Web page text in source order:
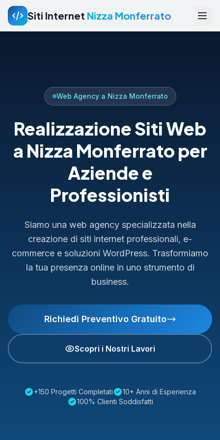
Siti Internet Nizza Monferrato
Web Agency a Nizza Monferrato
Realizzazione Siti Web
a Nizza Monferrato per
Aziende e
Professionisti
Siamo una web agency specializzata nella
creazione di siti internet professionali, e-
commerce e soluzioni WordPress. Trasformiamo
la tua presenza online in uno strumento di
business.
Richiedi Preventivo Gratuito
Scopri i Nostri Lavori
+150 Progetti Completati
10+ Anni di Esperienza
100% Clienti Soddisfatti